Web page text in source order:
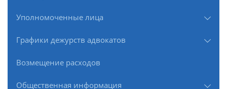
Уполномоченные лица
Графики дежурств адвокатов
Возмещение расходов
Общественная информация